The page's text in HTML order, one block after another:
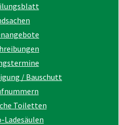
/ Bauschutt
Toiletten
Ladesäulen